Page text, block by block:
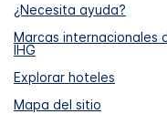
¿Necesita ayuda?
Marcas internacionales
IHG
Explorar hoteles
Mapa del sitio